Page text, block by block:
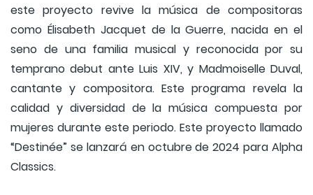
este proyecto revive la música de compositoras
como Élisabeth Jacquet de la Guerre, nacida en el
seno de una familia musical y reconocida por su
temprano debut ante Luis XIV, y Madmoiselle Duval,
cantante y compositora. Este programa revela la
calidad y diversidad de la música compuesta por
mujeres durante este periodo. Este proyecto llamado
“Destinée” se lanzará en octubre de 2024 para Alpha
Classics.